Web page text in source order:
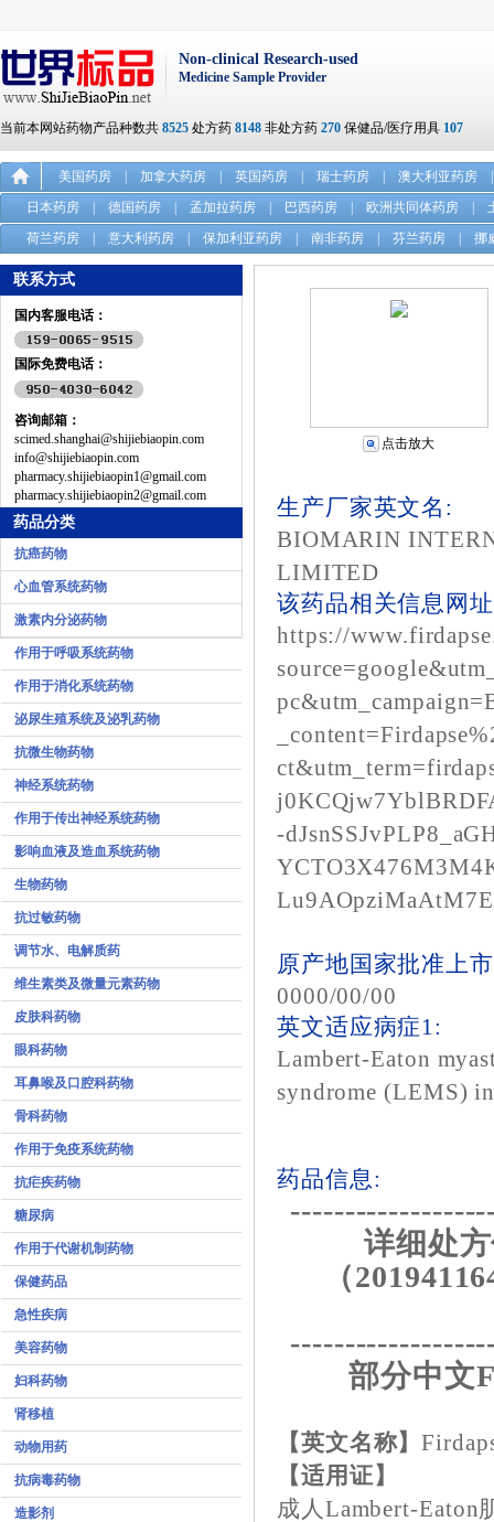
Non-clinical Research-used
Medicine Sample Provider
当前本网站药物产品种数共 8525 处方药 8148 非处方药 270 保健品/医疗用具 107
美国药房 加拿大药房 英国药房 瑞士药房 澳大利亚药房
日本药房
德国药房 孟加拉药房 巴西药房 欧洲共同体药房
荷兰药房
意大利药房 保加利亚药房 南非药房 芬兰药房 挪
联系方式
国内客服电话：
国际免费电话：
咨询邮箱：
scimed.shanghai@shijiebiaopin.com
info@shijiebiaopin.com
pharmacy.shijiebiaopin1@gmail.com
pharmacy.shijiebiaopin2@gmail.com
药品分类
抗癌药物
心血管系统药物
激素内分泌药物
作用于呼吸系统药物
作用于消化系统药物
泌尿生殖系统及泌乳药物
抗微生物药物
神经系统药物
作用于传出神经系统药物
影响血液及造血系统药物
生物药物
抗过敏药物
调节水、电解质药
维生素类及微量元素药物
皮肤科药物
眼科药物
耳鼻喉及口腔科药物
骨科药物
作用于免疫系统药物
抗疟疾药物
糖尿病
作用于代谢机制药物
保健药品
急性疾病
美容药物
妇科药物
肾移植
动物用药
抗病毒药物
造影剂
点击放大
生产厂家英文名:
BIOMARIN
LIMITED
该药品相关信息网
https://
-
原产地国家批准上
0000/00/00
英文适应病症1:
Lambert-Eaton
syndrome (LEMS)
药品信息:
详细处
（
部分中文
【英文名称】
【适用证】
成人Lambert-Eaton